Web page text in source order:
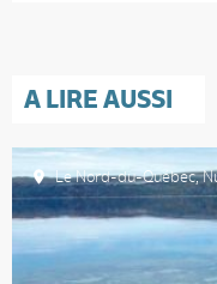
A LIRE AUSSI
Le Nord-du-Québec,